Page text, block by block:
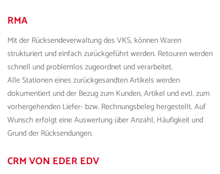
RMA
Mit der Rücksendeverwaltung des VKS, können Waren
strukturiert und einfach zurückgeführt werden. Retouren werden
schnell und problemlos zugeordnet und verarbeitet.
Alle Stationen eines zurückgesandten Artikels werden
dokumentiert und der Bezug zum Kunden, Artikel und evtl. zum
vorhergehenden Liefer- bzw. Rechnungsbeleg hergestellt. Auf
Wunsch erfolgt eine Auswertung über Anzahl, Häufigkeit und
Grund der Rücksendungen.
CRMVON EDER EDV